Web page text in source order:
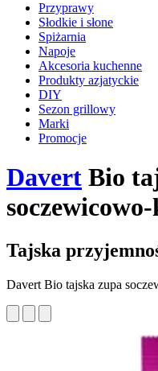
Przyprawy
Słodkie i słone
Spiżarnia
Napoje
Akcesoria kuchenne
Produkty azjatyckie
DIY
Sezon grillowy
Marki
Promocje
Davert Bio
Tajska
Davert Bio tajska zupa